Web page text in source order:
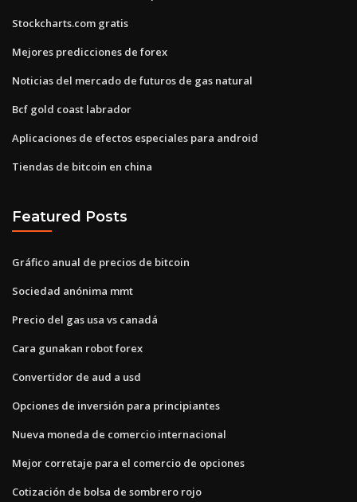
Stockcharts.com gratis
Mejores predicciones de forex
Noticias del mercado de futuros de gas natural
Bcf gold coast labrador
Aplicaciones de efectos especiales para android
Tiendas de bitcoin en china
Featured Posts
Gráfico anual de precios de bitcoin
Sociedad anónima mmt
Precio del gas usa vs canadá
Cara gunakan robot forex
Convertidor de aud a usd
Opciones de inversión para principiantes
Nueva moneda de comercio internacional
Mejor corretaje para el comercio de opciones
Cotización de bolsa de sombrero rojo